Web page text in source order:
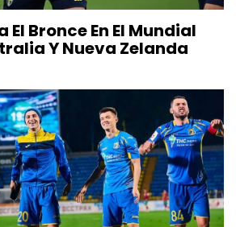
El Bronce En El Mundial
Y Nueva Zelanda